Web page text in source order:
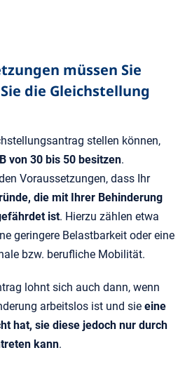
müssen Sie
die Gleichstellung
stellen können,
von 30 bis 50 besitzen.
Voraussetzungen, dass Ihr
die mit Ihrer Behinderung
ist. Hierzu zählen etwa
geringere Belastbarkeit oder eine
bzw. berufliche Mobilität.
lohnt sich auch dann, wenn
arbeitslos ist und sie eine
hat, sie diese jedoch nur durch
kann.